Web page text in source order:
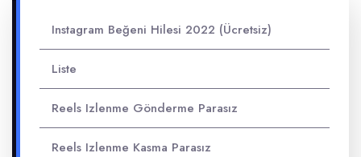
Instagram Beğeni Hilesi 2022 (Ücretsiz)
Liste
Reels Izlenme Gönderme Parasız
Reels Izlenme Kasma Parasız